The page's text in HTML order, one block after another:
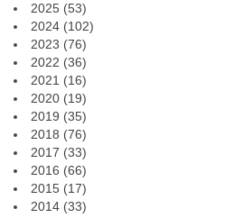
2025 (53)
2024 (102)
2023 (76)
2022 (36)
2021 (16)
2020 (19)
2019 (35)
2018 (76)
2017 (33)
2016 (66)
2015 (17)
2014 (33)